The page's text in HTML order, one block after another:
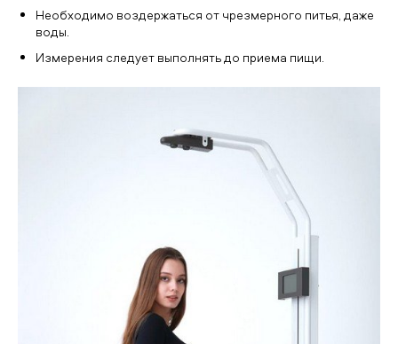
Необходимо воздержаться от чрезмерного питья, даже
воды.
Измерения следует выполнять до приема пищи.